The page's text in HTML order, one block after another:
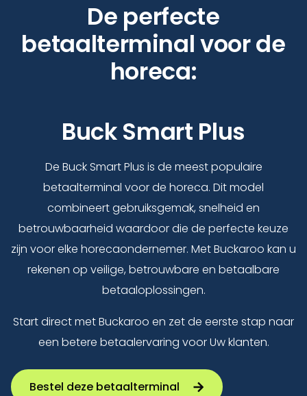
De perfecte
betaalterminal voor de
horeca:
Buck Smart Plus
De Buck Smart Plus is de meest populaire
betaalterminal voor de horeca. Dit model
combineert gebruiksgemak, snelheid en
betrouwbaarheid waardoor die de perfecte keuze
zijn voor elke horecaondernemer. Met Buckaroo kan u
rekenen op veilige, betrouwbare en betaalbare
betaaloplossingen.
Start direct met Buckaroo en zet de eerste stap naar
een betere betaalervaring voor Uw klanten.
Bestel deze betaalterminal